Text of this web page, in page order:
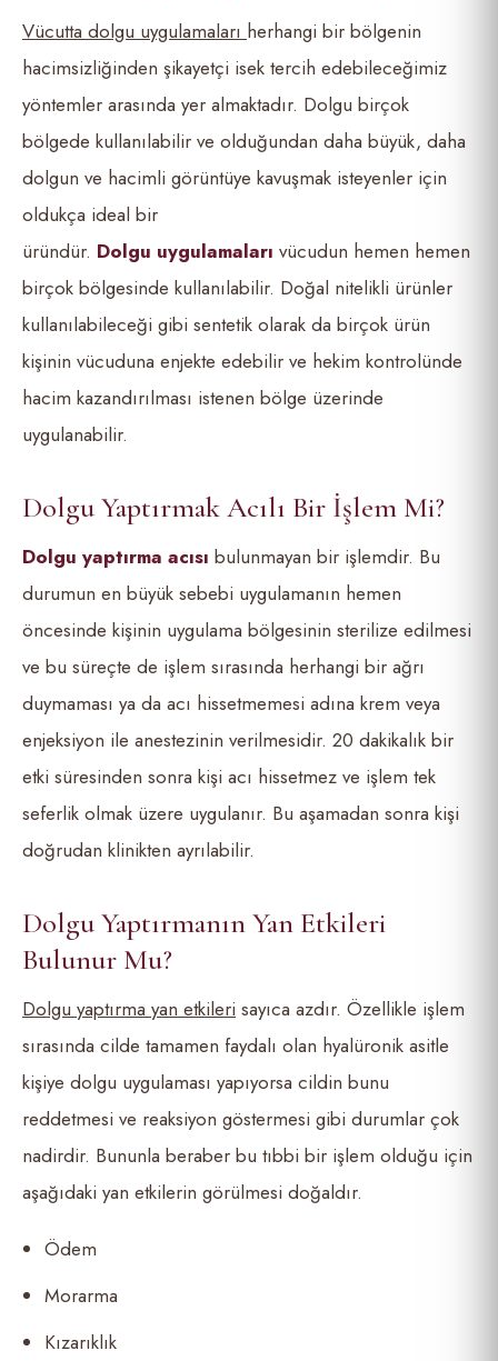
Vücutta dolgu uygulamaları herhangi bir bölgenin
hacimsizliğinden şikayetçi isek tercih edebileceğimiz
yöntemler arasında yer almaktadır. Dolgu birçok
bölgede kullanılabilir ve olduğundan daha büyük, daha
dolgun ve hacimli görüntüye kavuşmak isteyenler için
oldukça ideal bir
üründür. Dolgu uygulamaları vücudun hemen hemen
birçok bölgesinde kullanılabilir. Doğal nitelikli ürünler
kullanılabileceği gibi sentetik olarak da birçok ürün
kişinin vücuduna enjekte edebilir ve hekim kontrolünde
hacim kazandırılması istenen bölge üzerinde
uygulanabilir.
Dolgu Yaptırmak Acılı Bir İşlem Mi?
Dolgu yaptırma acısı bulunmayan bir işlemdir. Bu
durumun en büyük sebebi uygulamanın hemen
öncesinde kişinin uygulama bölgesinin sterilize edilmesi
ve bu süreçte de işlem sırasında herhangi bir ağrı
duymaması ya da acı hissetmemesi adına krem veya
enjeksiyon ile anestezinin verilmesidir. 20 dakikalık bir
etki süresinden sonra kişi acı hissetmez ve işlem tek
seferlik olmak üzere uygulanır. Bu aşamadan sonra kişi
doğrudan klinikten ayrılabilir.
Dolgu Yaptırmanın Yan Etkileri
Bulunur Mu?
Dolgu yaptırma yan etkileri sayıca azdır. Özellikle işlem
sırasında cilde tamamen faydalı olan hyalüronik asitle
kişiye dolgu uygulaması yapıyorsa cildin bunu
reddetmesi ve reaksiyon göstermesi gibi durumlar çok
nadirdir. Bununla beraber bu tıbbi bir işlem olduğu için
aşağıdaki yan etkilerin görülmesi doğaldır.
Ödem
Morarma
Kızarıklık